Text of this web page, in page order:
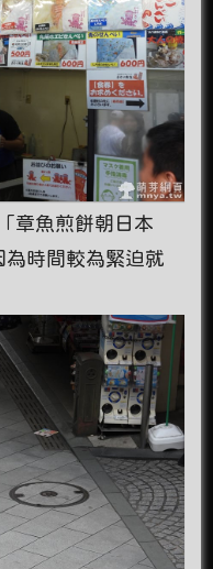
章魚煎餅朝日本
時間較為緊迫就